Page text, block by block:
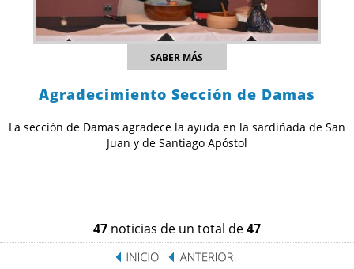
SABER MÁS
Agradecimiento Sección de Damas
La sección de Damas agradece la ayuda en la sardiñada de San
Juan y de Santiago Apóstol
47 noticias de un total de47